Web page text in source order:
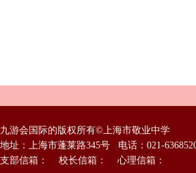
九游会国际的版权所有©上海市敬业中学
地址：上海市蓬莱路345号 电话：021-
支部信箱： 校长信箱： 心理信箱：